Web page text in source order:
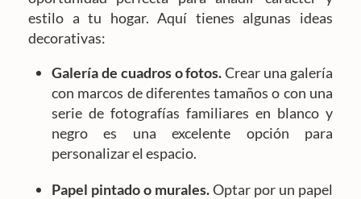
estilo a tu hogar. Aquí tienes algunas ideas
decorativas:
Galería de cuadros o fotos.Crear una galería
con marcos de diferentes tamaños o con una
serie de fotografías familiares en blanco y
negro es una excelente opción para
personalizar el espacio.
Papel pintado o murales.Optar por un papel